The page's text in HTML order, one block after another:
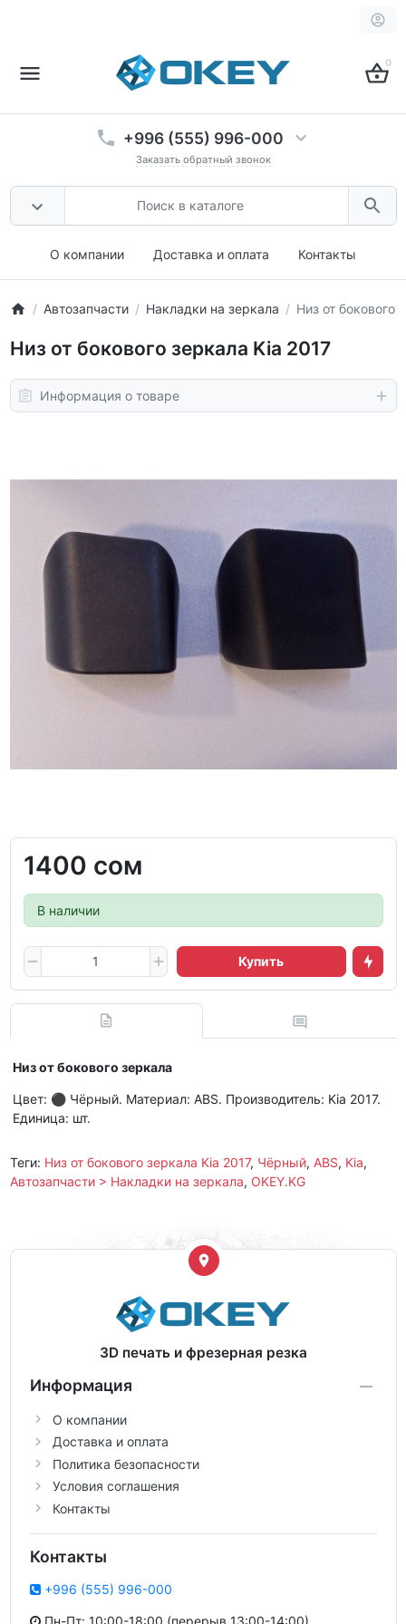
0
+996 (555) 996-000
Заказать обратный звонок
О компании Доставка и оплата Контакты
Автозапчасти Накладки на зеркала Низ от бокового
Низ от бокового зеркала Kia 2017
Информация о товаре
1400 сом
В наличии
Купить
Низ от бокового зеркала
Цвет: ⚫ Чёрный. Материал: ABS. Производитель: Kia 2017.
Единица: шт.
Теги: Низ от бокового зеркала Kia 2017, Чёрный, ABS, Kia,
Автозапчасти > Накладки на зеркала, OKEY.KG
3D печать и фрезерная резка
Информация
О компании
Доставка и оплата
Политика безопасности
Условия соглашения
Контакты
Контакты
+996 (555) 996-000